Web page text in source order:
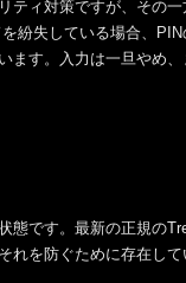
ティ対策ですが、その
紛失している場合、
ます。入力は一旦やめ
です。最新の正規の
れを防ぐために存在し